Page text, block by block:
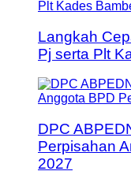
Langkah
Pj serta Plt
DPC
Perpisahan
2027